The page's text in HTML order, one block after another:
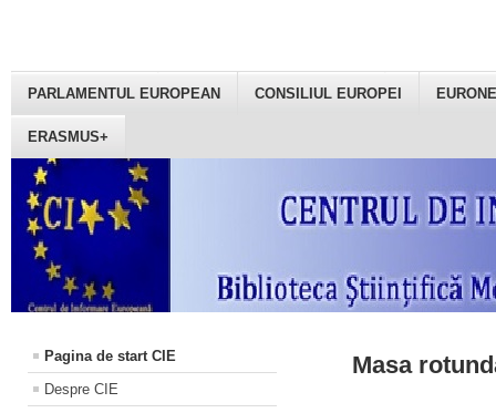
PARLAMENTUL EUROPEAN CONSILIUL EUROPEI
ERASMUS+
Pagina de start CIE
Despre CIE
Masa